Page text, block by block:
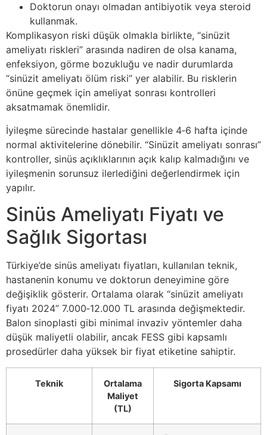
Doktorun onayı olmadan antibiyotik veya steroid
kullanmak.
Komplikasyon riski düşük olmakla birlikte, “sinüzit
ameliyatı riskleri” arasında nadiren de olsa kanama,
enfeksiyon, görme bozukluğu ve nadir durumlarda
“sinüzit ameliyatı ölüm riski” yer alabilir. Bu risklerin
önüne geçmek için ameliyat sonrası kontrolleri
aksatmamak önemlidir.
İyileşme sürecinde hastalar genellikle 4‑6 hafta içinde
normal aktivitelerine dönebilir. “Sinüzit ameliyatı sonrası”
kontroller, sinüs açıklıklarının açık kalıp kalmadığını ve
iyileşmenin sorunsuz ilerlediğini değerlendirmek için
yapılır.
Sinüs Ameliyatı Fiyatı ve
Sağlık Sigortası
Türkiye’de sinüs ameliyatı fiyatları, kullanılan teknik,
hastanenin konumu ve doktorun deneyimine göre
değişiklik gösterir. Ortalama olarak “sinüzit ameliyatı
fiyatı 2024” 7.000‑12.000 TL arasında değişmektedir.
Balon sinoplasti gibi minimal invaziv yöntemler daha
düşük maliyetli olabilir, ancak FESS gibi kapsamlı
prosedürler daha yüksek bir fiyat etiketine sahiptir.
Teknik
Ortalama
Maliyet
(TL)
Sigorta Kapsamı